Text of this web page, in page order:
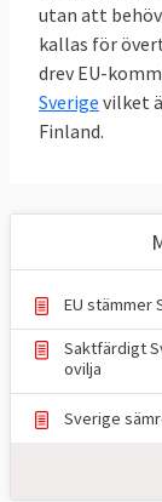
17 av
beror på
EU-lagar
och
det
är
stämmer
Listan
utan att
kallas för
drev EU-
Sverige vilket
Finland.
EU stämmer
Saktfärdigt
ovilja
Sverige